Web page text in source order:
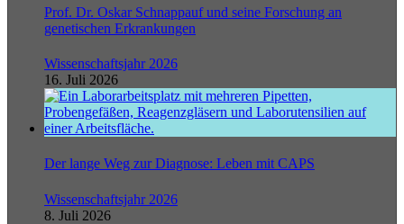
Prof. Dr. Oskar Schnappauf und seine Forschung an
genetischen Erkrankungen
Wissenschaftsjahr 2026
16. Juli 2026
Der lange Weg zur Diagnose: Leben mit CAPS
Wissenschaftsjahr 2026
8. Juli 2026